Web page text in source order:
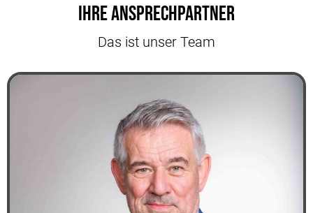
Ihre Ansprechpartner
Das ist unser Team